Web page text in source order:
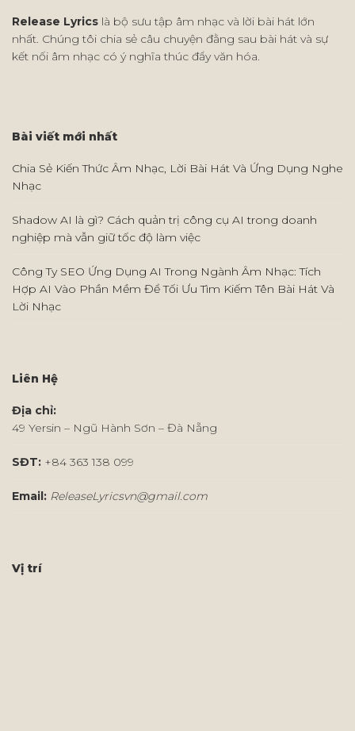
Release Lyrics là bộ sưu tập âm nhạc và lời bài hát lớn
nhất. Chúng tôi chia sẻ câu chuyện đằng sau bài hát và sự
kết nối âm nhạc có ý nghĩa thúc đẩy văn hóa.
Bài viết mới nhất
Chia Sẻ Kiến Thức Âm Nhạc, Lời Bài Hát Và Ứng Dụng Nghe
Nhạc
Shadow AI là gì? Cách quản trị công cụ AI trong doanh
nghiệp mà vẫn giữ tốc độ làm việc
Công Ty SEO Ứng Dụng AI Trong Ngành Âm Nhạc: Tích
Hợp AI Vào Phần Mềm Để Tối Ưu Tìm Kiếm Tên Bài Hát Và
Lời Nhạc
Liên Hệ
Địa chỉ:
49 Yersin – Ngũ Hành Sơn – Đà Nẵng
SĐT: +84 363 138 099
Email: ReleaseLyricsvn@gmail.com
Vị trí